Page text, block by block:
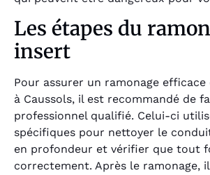
Les étapes du
insert
Pour assurer un ramonage
à Caussols, il est recommandé de
professionnel qualifié. Celui-ci
spécifiques pour nettoyer le
en profondeur et vérifier que tout
correctement. Après le ramonage,